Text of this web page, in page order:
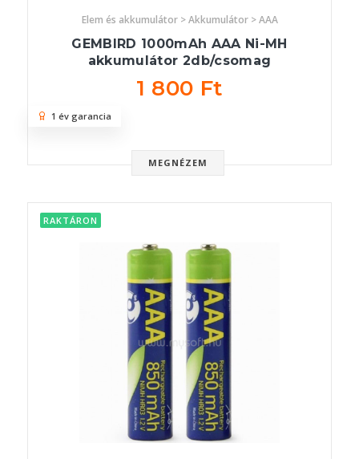
Elem és akkumulátor > Akkumulátor > AAA
GEMBIRD 1000mAh AAA Ni-MH
akkumulátor 2db/csomag
1 800 Ft
MEGNÉZEM
1 év garancia
RAKTÁRON